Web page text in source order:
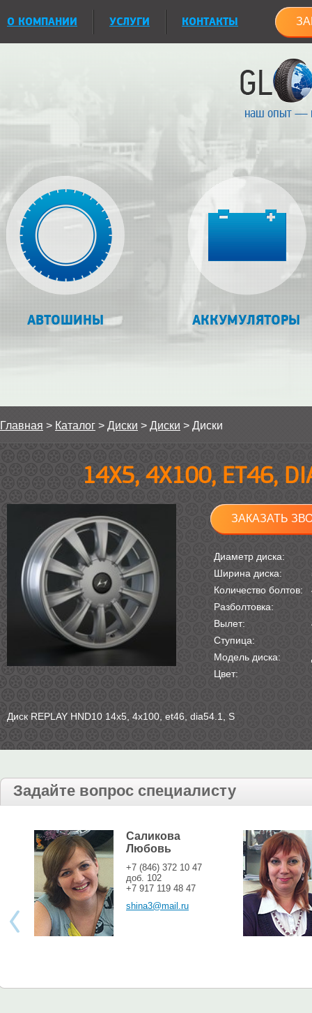
О КОМПАНИИ УСЛУГИ КОНТАКТЫ
наш опыт —
АВТОШИНЫ АККУМУЛЯТОРЫ
Главная > Каталог > Диски > Диски > Диски
14Х5, 4Х100, ET46,
ЗАКАЗАТЬ
Диаметр диска:
Ширина диска:
Количество болтов:
Разболтовка:
Вылет:
Ступица:
Модель диска:
Цвет:
Диск REPLAY HND10 14х5, 4х100, et46, dia54.1, S
Задайте вопрос специалисту
Саликова
Любовь
+7 (846) 372 10 47
доб. 102
+7 917 119 48 47
shina3@mail.ru